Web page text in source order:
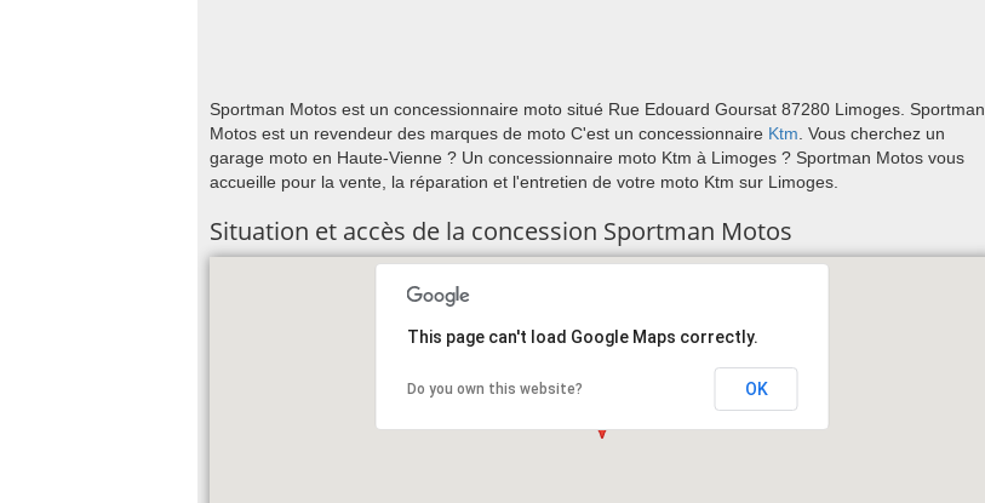
Sportman Motos est un concessionnaire moto situé Rue Edouard Goursat 87280 Limoges. Sportman
Motos est un revendeur des marques de moto C'est un concessionnaire Ktm . Vous cherchez un
garage moto en Haute-Vienne ? Un concessionnaire moto Ktm à Limoges ? Sportman Motos vous
accueille pour la vente, la réparation et l'entretien de votre moto Ktm sur Limoges.
Situation et accès de la concession Sportman Motos
This page can't load Google Maps correctly.
Do you own this website? OK